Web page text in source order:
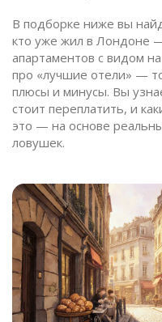
В подборке ниже вы
кто уже жил в Лондоне
апартаментов с видом
про «лучшие отели» —
плюсы и минусы. Вы
стоит переплатить, и
это — на основе
ловушек.